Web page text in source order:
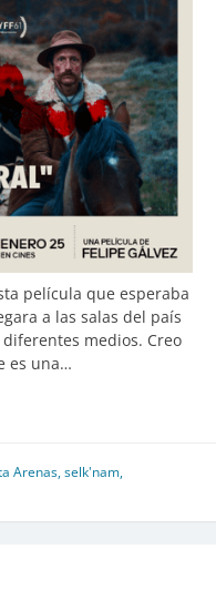
película que esperaba
a las salas del país
medios. Creo
es una…
Arenas,selk'nam,